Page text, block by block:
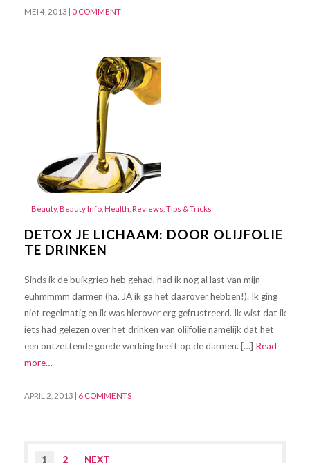
MEI 4, 2013 | 0 COMMENT
Beauty, Beauty Info, Health Reviews Tips & Tricks
DETOX JE LICHAAM: DOOR OLIJFOLIE
TE DRINKEN
Sinds ik de buikgriep heb gehad, had ik nog al last van mijn
euhmmmm darmen (ha, JA ik ga het daarover hebben!). Ik ging
niet regelmatig en ik was hierover erg gefrustreerd. Ik wist dat ik
iets had gelezen over het drinken van olijfolie namelijk dat het
een ontzettende goede werking heeft op de darmen. […] Read
more…
APRIL 2, 2013 | 6 COMMENTS
1 2 NEXT